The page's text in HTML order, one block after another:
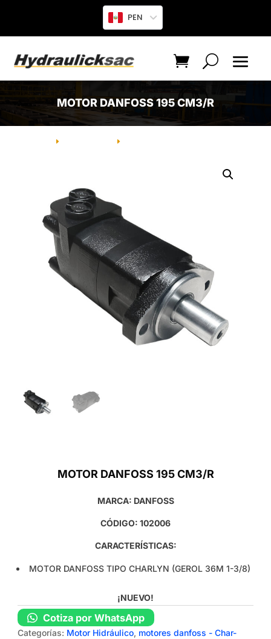
PEN
MOTOR DANFOSS 195 CM3/R
E E
MOTOR DANFOSS 195 CM3/R
MARCA: DANFOSS
CÓDIGO: 102006
CARACTERÍSTICAS:
MOTOR DANFOSS TIPO CHARLYN (GEROL 36M 1-3/8)
¡NUEVO!
Cotiza por WhatsApp
Categorías: Motor Hidráulico, motores danfoss - Char-